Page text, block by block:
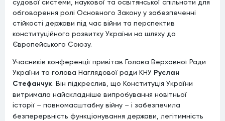
судової системи, наукової та освітянської спільноти для
обговорення ролі Основного Закону у забезпеченні
стійкості держави під час війни та перспектив
конституційного розвитку України на шляху до
Європейського Союзу.
Учасників конференції привітав Голова Верховної Ради
України та голова Наглядової ради КНУ Руслан
Стефанчук. Він підкреслив, що Конституція України
витримала найскладніше випробування новітньої
історії – повномасштабну війну – і забезпечила
безперервність функціонування держави, легітимність